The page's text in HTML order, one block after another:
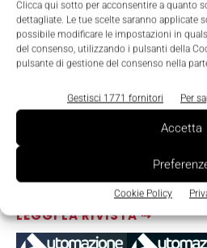
Clicca qui sotto per acconsentire a quanto
dettagliate. Le tue scelte saranno applicate
possibile modificare le impostazioni in
del consenso, utilizzando i pulsanti della
pulsante di gestione del consenso nella
Gestisci 1771 fornitori Per
Accetta
Cookie Policy
LEGGI LA RIVISTA ⇢